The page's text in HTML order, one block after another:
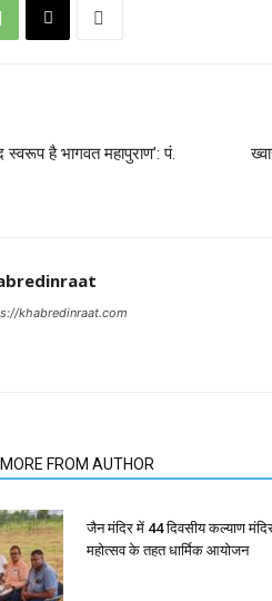
स्वरूप है भागवत महापुराण’: पं.
khabredinraat.com
MORE FROM AUTHOR
जैन मंदिर में 44 दिवसीय कल्याण मंदिर
महोत्सव के तहत धार्मिक आयोजन